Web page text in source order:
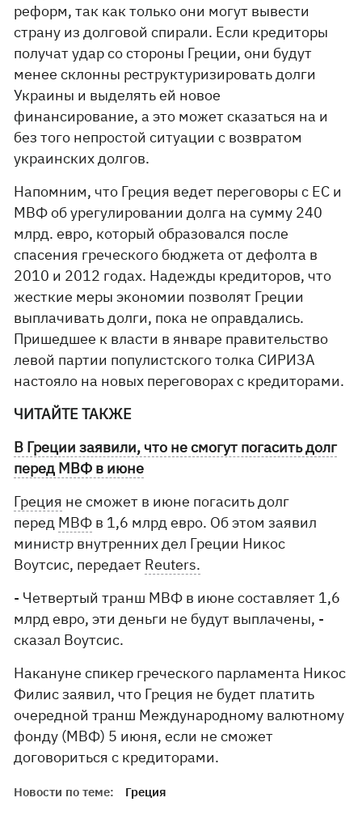
реформ, так как только они могут вывести
страну из долговой спирали. Если кредиторы
получат удар со стороны Греции, они будут
менее склонны реструктуризировать долги
Украины и выделять ей новое
финансирование, а это может сказаться на и
без того непростой ситуации с возвратом
украинских долгов.
Напомним, что Греция ведет переговоры с ЕС и
МВФ об урегулировании долга на сумму 240
млрд. евро, который образовался после
спасения греческого бюджета от дефолта в
2010 и 2012 годах. Надежды кредиторов, что
жесткие меры экономии позволят Греции
выплачивать долги, пока не оправдались.
Пришедшее к власти в январе правительство
левой партии популистского толка СИРИЗА
настояло на новых переговорах с кредиторами.
ЧИТАЙТЕ ТАКЖЕ
В Греции заявили, что не смогут погасить долг
перед МВФ в июне
Греция не сможет в июне погасить долг
перед МВФ в 1,6 млрд евро. Об этом заявил
министр внутренних дел Греции Никос
Воутсис, передает Reuters.
- Четвертый транш МВФ в июне составляет 1,6
млрд евро, эти деньги не будут выплачены, -
сказал Воутсис.
Накануне спикер греческого парламента Никос
Филис заявил, что Греция не будет платить
очередной транш Международному валютному
фонду (МВФ) 5 июня, если не сможет
договориться с кредиторами.
Новости по теме: Греция